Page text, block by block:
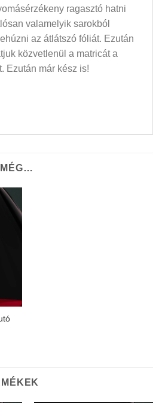
ragasztó hatni
valamelyik sarokból
az átlátszó fóliát. Ezután
közvetlenül a matricát a
Ezután már kész is!